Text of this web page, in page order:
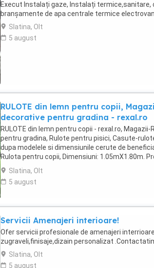
Execut Instalați gaze, Instalați termice,sanitare,
branșamente de apa centrale termice
Slatina, Olt
5 august
RULOTE din lemn pentru copii,
decorative pentru gradina - rexal.ro
RULOTE din lemn pentru copii - rexal.ro,
pentru gradina, Rulote pentru pisici, Casute-
dupa modelele si dimensiunile cerute de
Rulota pentru copii, Dimensiuni: 1.05mX1.80m.
natur, sub forma de kit, pregatit ...
Slatina, Olt
5 august
Servicii Amenajeri interioare!
Ofer servicii profesionale de amenajeri
zugraveli,finisaje,dizain personalizat
Slatina, Olt
5 august